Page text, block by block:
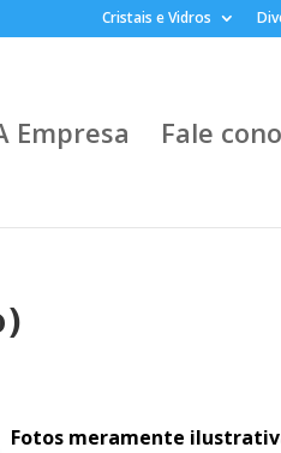
Cristais e Vidros
Empresa Fale
Fotos meramente